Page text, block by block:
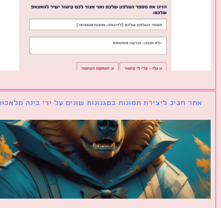
חביב ליצירת תמונות בסגנונות שונים על ידי בינה מלאכותית